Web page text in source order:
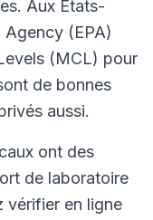
Aux États-
Agency (EPA)
(MCL) pour
de bonnes
aussi.
ont des
de laboratoire
vérifier en ligne